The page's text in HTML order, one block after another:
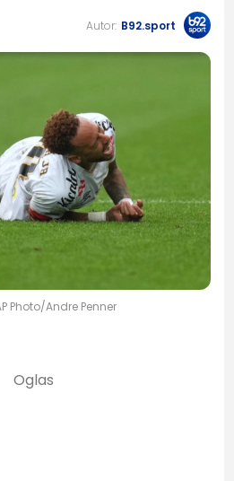
Autor: B92.sport
Photo/Andre Penner